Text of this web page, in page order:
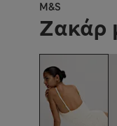
M&S
Ζακάρ